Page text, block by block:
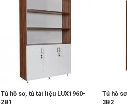
Tủ hồ sơ, tủ tài liệu LUX1960-
2B1
Tủ hồ
3B2